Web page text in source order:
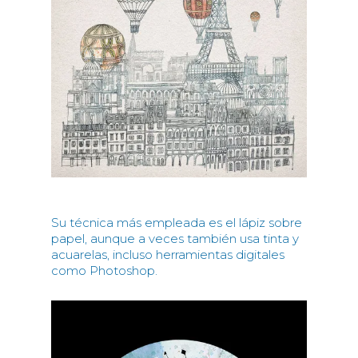
Su técnica más empleada es el lápiz sobre
papel, aunque a veces también usa tinta y
acuarelas, incluso herramientas digitales
como Photoshop.